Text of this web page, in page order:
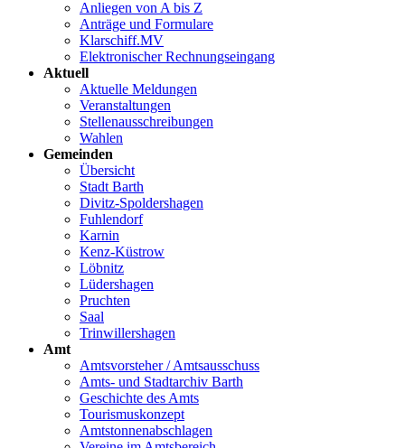
Anliegen von A bis Z
Anträge und Formulare
Klarschiff.MV
Elektronischer Rechnungseingang
Aktuell
Aktuelle Meldungen
Veranstaltungen
Stellenausschreibungen
Wahlen
Gemeinden
Übersicht
Stadt Barth
Divitz-Spoldershagen
Fuhlendorf
Karnin
Kenz-Küstrow
Löbnitz
Lüdershagen
Pruchten
Saal
Trinwillershagen
Amt
Amtsvorsteher / Amtsausschuss
Amts- und Stadtarchiv Barth
Geschichte des Amts
Tourismuskonzept
Amtstonnenabschlagen